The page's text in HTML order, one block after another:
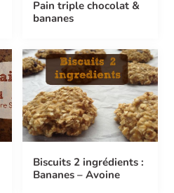
Pain triple chocolat &
bananes
Biscuits 2 ingrédients :
Bananes – Avoine